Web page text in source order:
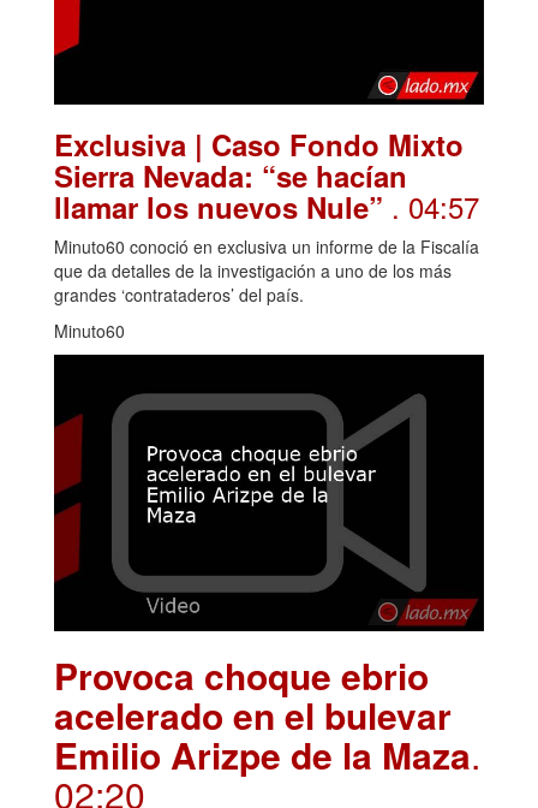
Exclusiva | Caso Fondo Mixto
Sierra Nevada: “se hacían
llamar los nuevos Nule” . 04:57
Minuto60 conoció en exclusiva un informe de la Fiscalía
que da detalles de la investigación a uno de los más
grandes ‘contrataderos’ del país.
Minuto60
Provoca choque ebrio
acelerado en el bulevar
Emilio Arizpe de la Maza.
02:20